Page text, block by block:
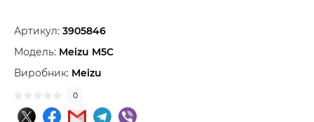
Артикул: 3905846
Модель: Meizu M5C
Виробник: Meizu
0